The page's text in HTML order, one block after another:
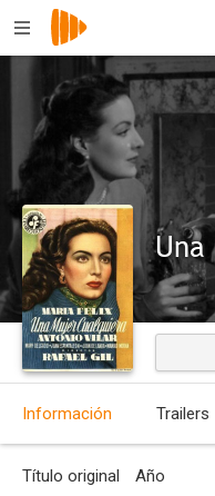
Información Trailers
Título original Año